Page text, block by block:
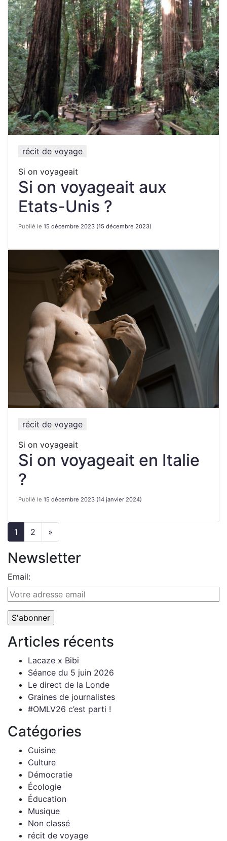
récit de voyage
Si on voyageait
Si on voyageait aux
Etats-Unis ?
Publié le 15 décembre 2023 (15 décembre 2023)
récit de voyage
Si on voyageait
Si on voyageait en Italie
?
Publié le 15 décembre 2023 (14 janvier 2024)
1 2 »
Newsletter
Email:
Articles récents
Lacaze x Bibi
Séance du 5 juin 2026
Le direct de la Londe
Graines de journalistes
#OMLV26 c’est parti !
Catégories
Cuisine
Culture
Démocratie
Écologie
Éducation
Musique
Non classé
récit de voyage